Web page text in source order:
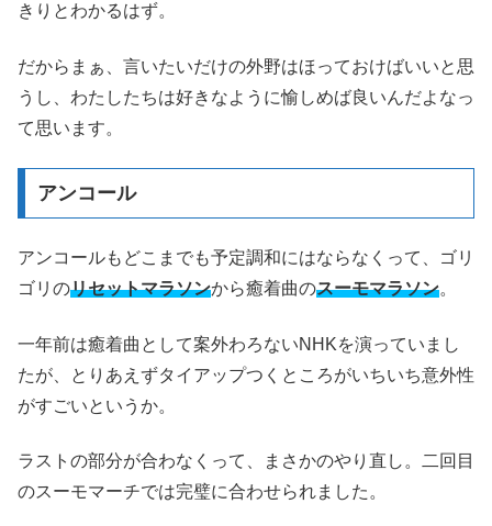
きりとわかるはず。
だからまぁ、言いたいだけの外野はほっておけばいいと思
うし、わたしたちは好きなように愉しめば良いんだよなっ
て思います。
アンコール
アンコールもどこまでも予定調和にはならなくって、ゴリ
ゴリのリセットマラソンから癒着曲のスーモマラソン。
一年前は癒着曲として案外わろないNHKを演っていまし
たが、とりあえずタイアップつくところがいちいち意外性
がすごいというか。
ラストの部分が合わなくって、まさかのやり直し。二回目
のスーモマーチでは完璧に合わせられました。